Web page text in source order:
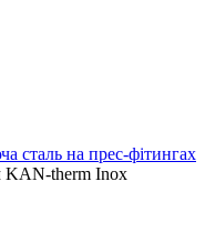
сталь на прес-фітингах
KAN-therm Inox